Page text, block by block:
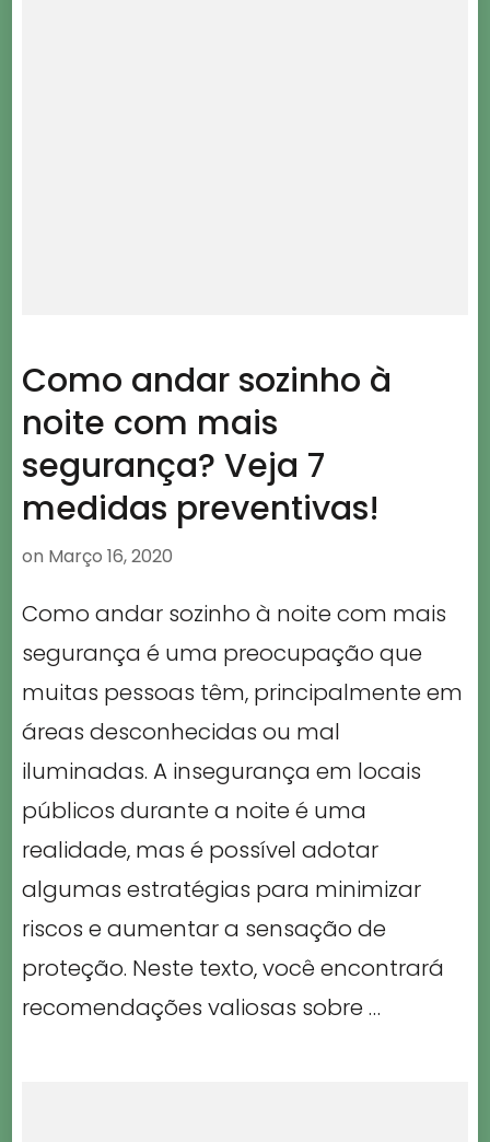
Como andar sozinho à
noite com mais
segurança? Veja 7
medidas preventivas!
on Março 16, 2020
Como andar sozinho à noite com mais
segurança é uma preocupação que
muitas pessoas têm, principalmente em
áreas desconhecidas ou mal
iluminadas. A insegurança em locais
públicos durante a noite é uma
realidade, mas é possível adotar
algumas estratégias para minimizar
riscos e aumentar a sensação de
proteção. Neste texto, você encontrará
recomendações valiosas sobre …